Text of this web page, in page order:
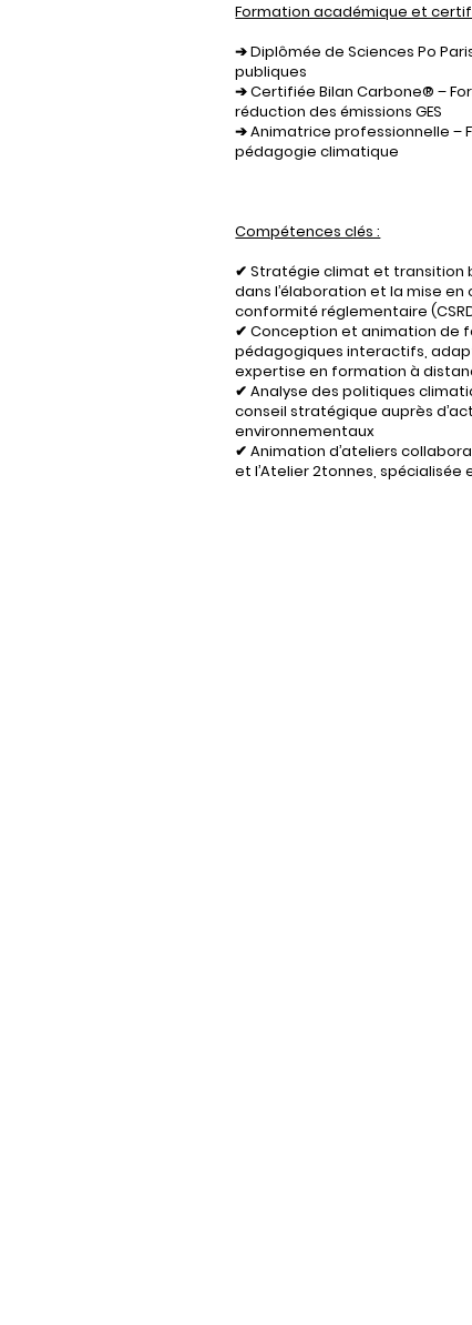
Formation académique et
➔ Diplômée de Sciences Po
publiques
➔ Certifiée Bilan Carbone® –
réduction des émissions GES
➔ Animatrice professionnelle –
pédagogie climatique
Compétences clés :
✔ Stratégie climat et transition
dans l’élaboration et la mise
conformité réglementaire (CSRD,
✔ Conception et animation de
pédagogiques interactifs,
expertise en formation à
✔ Analyse des politiques
conseil stratégique auprès
environnementaux
✔ Animation d’ateliers
et l’Atelier 2tonnes, spécialisée